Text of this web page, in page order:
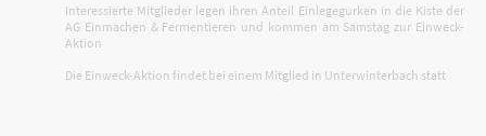
Interessierte Mitglieder legen ihren Anteil Einlegegurken in die Kiste der
AG Einmachen & Fermentieren und kommen am Samstag zur Einweck-
Aktion
Die Einweck-Aktion findet bei einem Mitglied in Unterwinterbach statt